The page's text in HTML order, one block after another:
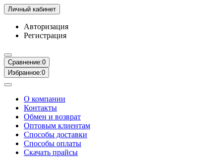
Личный кабинет
Авторизация
Регистрация
Сравнение:0
Избранное:0
О компании
Контакты
Обмен и возврат
Оптовым клиентам
Способы доставки
Способы оплаты
Скачать прайсы